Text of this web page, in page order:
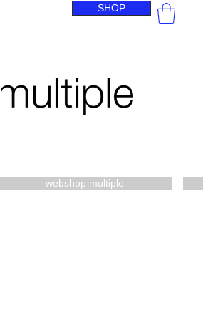
SHOP
webshop multiple